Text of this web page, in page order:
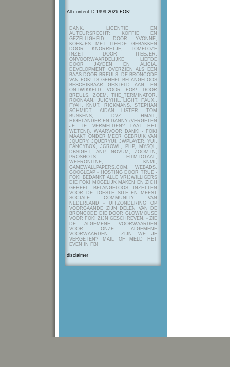
All content © 1999-2026 FOK!
DANK, LICENTIE EN
AUTEURSRECHT: KOFFIE EN
GEZELLIGHEID DOOR YVONNE,
KOEKJES MET LIEFDE GEBAKKEN
DOOR KNORRETJE, TOMELOZE
INZET DOOR ITEEJER,
ONVOORWAARDELIJKE LIEFDE
DOOR JAYDEN EN ALICIA,
DEVELOPMENT OVERZIEN ALS EEN
BAAS DOOR BREULS. DE BRONCODE
VAN FOK! IS GEHEEL BELANGELOOS
BESCHIKBAAR GESTELD AAN, EN
ONTWIKKELD VOOR FOK! DOOR
BREULS, ZOEM, THE_TERMINATOR,
ROONAAN, JUICYHIL, LIGHT, FAUX.,
FYAH, KNUT, RICKMANS, STEPHAN
SCHMIDT, AIDAN LISTER, TOM
BUSKENS, DVZ, HMAIL,
HIGHLANDER EN DANNY (VERGETEN
JE TE VERMELDEN? LAAT HET
WETEN!), WAARVOOR DANK! - FOK!
MAAKT ONDER MEER GEBRUIK VAN
JQUERY, JQUERYUI, JWPLAYER, YUI,
FANCYBOX, JGROWL, PHP, MYSQL,
DBSIGHT, ANP, NOVUM, ZOOM.IN,
PROSHOTS, FILMTOTAAL,
WEERONLINE, KNMI,
GAMEWALLPAPERS.COM, WEBADS,
GOOGLEAP - HOSTING DOOR TRUE -
FOK! BEDANKT ALLE VRIJWILLIGERS
DIE FOK! MOGELIJK MAKEN EN ZICH
GEHEEL BELANGELOOS INZETTEN
VOOR DE TOFSTE SITE EN MEEST
SOCIALE COMMUNITY VAN
NEDERLAND - UITZONDERING OP
VOORGAANDE ZIJN DELEN VAN DE
BRONCODE DIE DOOR GLOWMOUSE
VOOR FOK! ZIJN GESCHREVEN. - ZIE
DE ALGEMENE VOORWAARDEN
VOOR ONZE ALGEMENE
VOORWAARDEN - ZIJN WE JE
VERGETEN? MAIL OF MELD HET
EVEN IN FB!
disclaimer